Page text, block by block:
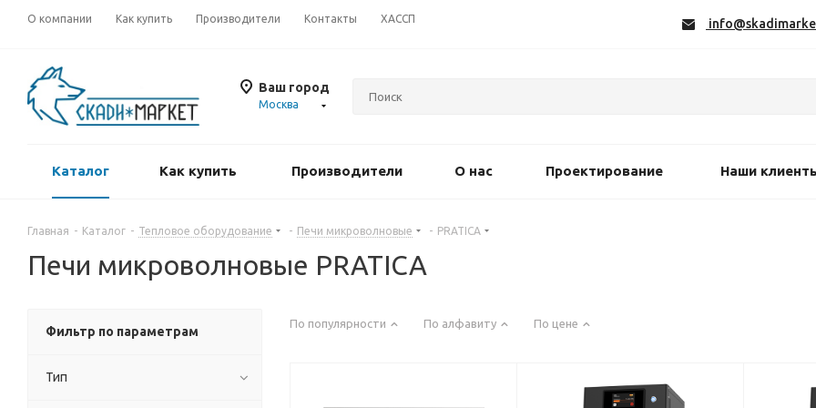
О компании Как купить Производители Контакты ХАССП
Ваш город
Москва
Каталог Как купить Производители О нас Проектирование Наши
Главная - Каталог - Тепловое оборудование - Печи микроволновые - PRATICA
Печи микроволновые PRATICA
По популярности По алфавиту По цене
Фильтр по параметрам
Тип